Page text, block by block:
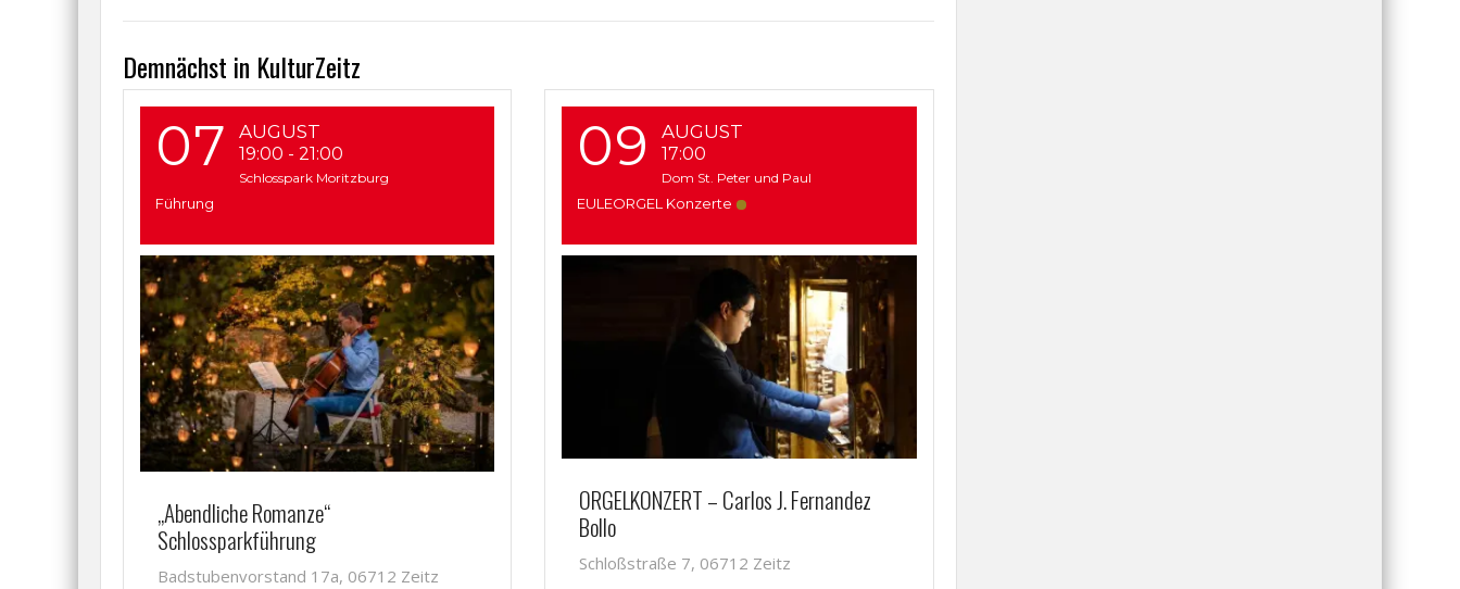
Demnächst in KulturZeitz
07 AUGUST
19:00 - 21:00
Schlosspark Moritzburg
Führung
„Abendliche Romanze“
Schlossparkführung
Badstubenvorstand 17a, 06712 Zeitz
09 AUGUST
17:00
Dom St. Peter und Paul
EULEORGEL Konzerte
ORGELKONZERT – Carlos J. Fernandez
Bollo
Schloßstraße 7, 06712 Zeitz